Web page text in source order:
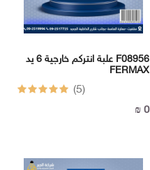
علبة انتركم خارجية 6 يد F08956
FERMAX
(5)
0 ₪